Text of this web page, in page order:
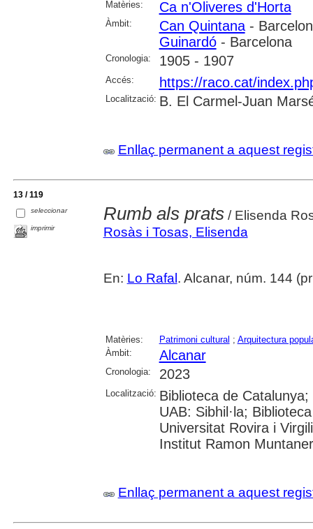
Matèries: Ca n'Oliveres d'Horta
Àmbit: Can Quintana-
Guinardó- Barcelona
Cronologia: 1905 - 1907
Accés: https://raco.cat/
Localització: B. El Carmel-Juan
Enllaç permanent a aquest
13 / 119
seleccionar
imprimir
Rumb als prats/ Elisenda
Rosàs i Tosas, Elisenda
En: Lo Rafal . Alcanar, núm. 144
Matèries: Patrimoni cultural ; Arquitectura
Àmbit:
Alcanar
Cronologia: 2023
Localització: Biblioteca de
UAB: Sibhil·la;
Universitat Rovira i
Institut Ramon Muntaner
Enllaç permanent a aquest